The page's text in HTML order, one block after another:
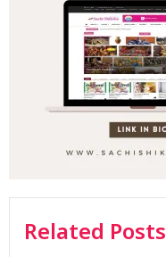
Related Posts